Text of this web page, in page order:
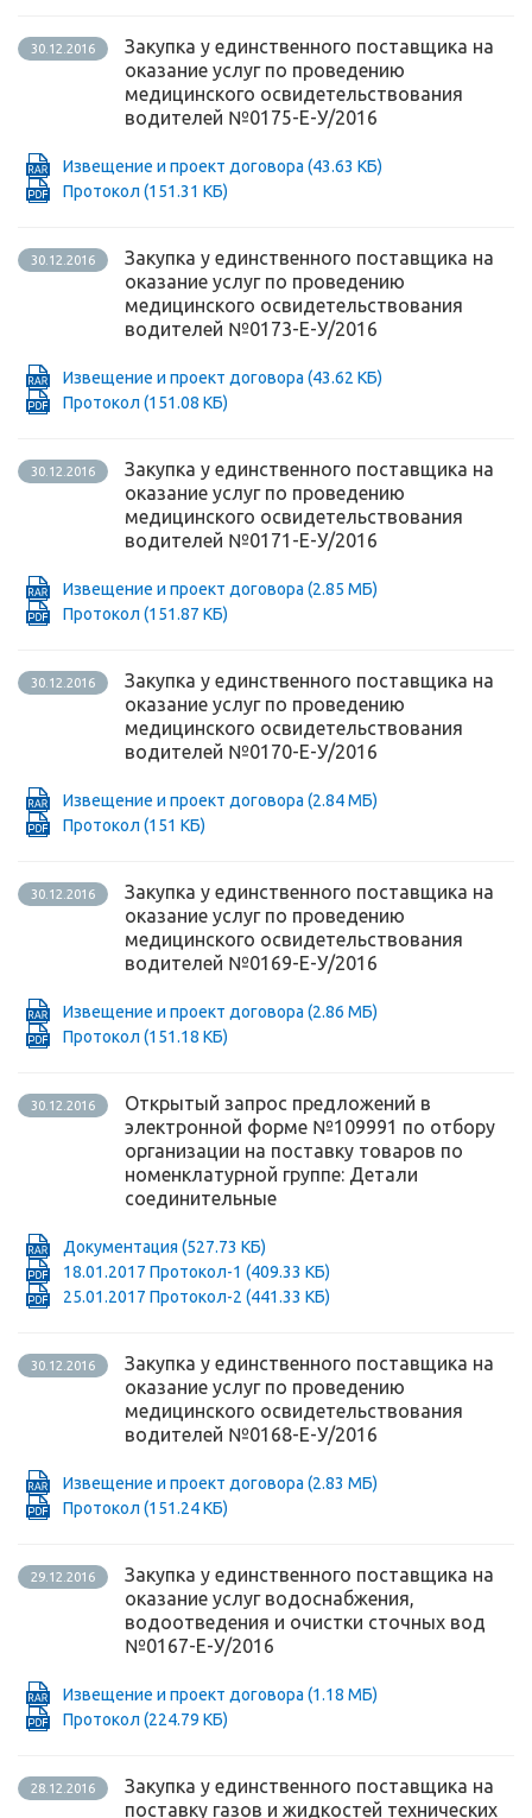
30.12.2016
Закупка у единственного поставщика на
оказание услуг по проведению
медицинского освидетельствования
водителей №0175-Е-У/2016
Извещение и проект договора (43.63 КБ)
Протокол (151.31 КБ)
30.12.2016
Закупка у единственного поставщика на
оказание услуг по проведению
медицинского освидетельствования
водителей №0173-Е-У/2016
Извещение и проект договора (43.62 КБ)
Протокол (151.08 КБ)
30.12.2016
Закупка у единственного поставщика на
оказание услуг по проведению
медицинского освидетельствования
водителей №0171-Е-У/2016
Извещение и проект договора (2.85 МБ)
Протокол (151.87 КБ)
30.12.2016
Закупка у единственного поставщика на
оказание услуг по проведению
медицинского освидетельствования
водителей №0170-Е-У/2016
Извещение и проект договора (2.84 МБ)
Протокол (151 КБ)
30.12.2016
Закупка у единственного поставщика на
оказание услуг по проведению
медицинского освидетельствования
водителей №0169-Е-У/2016
Извещение и проект договора (2.86 МБ)
Протокол (151.18 КБ)
30.12.2016
Открытый запрос предложений в
электронной форме №109991 по отбору
организации на поставку товаров по
номенклатурной группе: Детали
соединительные
Документация (527.73 КБ)
18.01.2017 Протокол-1 (409.33 КБ)
25.01.2017 Протокол-2 (441.33 КБ)
30.12.2016
Закупка у единственного поставщика на
оказание услуг по проведению
медицинского освидетельствования
водителей №0168-Е-У/2016
Извещение и проект договора (2.83 МБ)
Протокол (151.24 КБ)
29.12.2016
Закупка у единственного поставщика на
оказание услуг водоснабжения,
водоотведения и очистки сточных вод
№0167-Е-У/2016
Извещение и проект договора (1.18 МБ)
Протокол (224.79 КБ)
28.12.2016
Закупка у единственного поставщика на
поставку газов и жидкостей технических